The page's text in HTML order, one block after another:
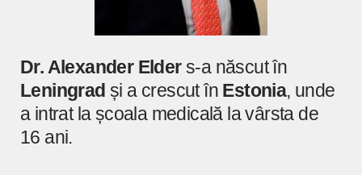
Dr. Alexander Elders-a născut în
Leningrad și a crescut în Estonia, unde
a intrat la școala medicală la vârsta de
16 ani.